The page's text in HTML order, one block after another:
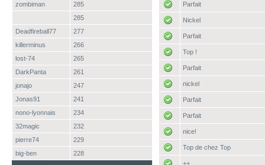
zombiman
285
285
Deadfireball77
277
killerminus
266
lost-74
265
DarkPanta
261
jonajo
247
Jonas91
241
nono-lyonnais
234
32magic
232
pierre74
229
big-ben
228
Parfait
Nickel
Parfait
Top !
Parfait
nickel
Parfait
Parfait
nice!
Top de chez Top
++